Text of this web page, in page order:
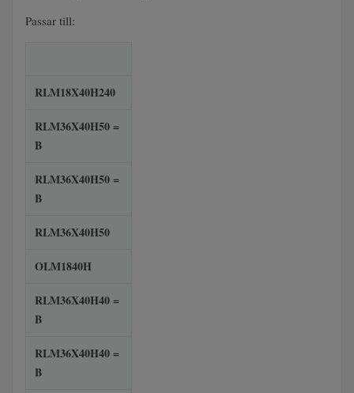
Passar till:
RLM18X40H240
RLM36X40H50 =
B
RLM36X40H50 =
B
RLM36X40H50
OLM1840H
RLM36X40H40 =
B
RLM36X40H40 =
B